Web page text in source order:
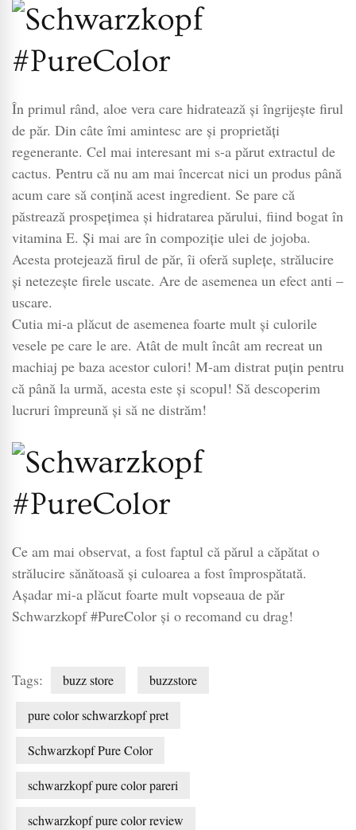
În primul rând, aloe vera care hidratează și îngrijește firul
de păr. Din câte îmi amintesc are și proprietăți
regenerante. Cel mai interesant mi s-a părut extractul de
cactus. Pentru că nu am mai încercat nici un produs până
acum care să conțină acest ingredient. Se pare că
păstrează prospețimea și hidratarea părului, fiind bogat în
vitamina E. Și mai are în compoziție ulei de jojoba.
Acesta protejează firul de păr, îi oferă suplețe, strălucire
și netezește firele uscate. Are de asemenea un efect anti –
uscare.
Cutia mi-a plăcut de asemenea foarte mult și culorile
vesele pe care le are. Atât de mult încât am recreat un
machiaj pe baza acestor culori! M-am distrat puțin pentru
că până la urmă, acesta este și scopul! Să descoperim
lucruri împreună și să ne distrăm!
Ce am mai observat, a fost faptul că părul a căpătat o
strălucire sănătoasă și culoarea a fost împrospătată.
Așadar mi-a plăcut foarte mult vopseaua de păr
Schwarzkopf #PureColor și o recomand cu drag!
Tags: buzz store buzzstore
pure color schwarzkopf pret
Schwarzkopf Pure Color
schwarzkopf pure color pareri
schwarzkopf pure color review